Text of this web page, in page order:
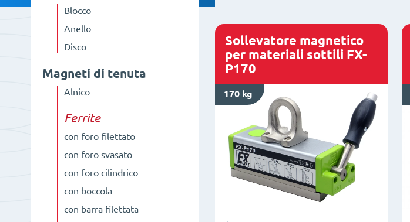
Blocco
Anello
Disco
Magneti di tenuta
Alnico
Ferrite
con foro filettato
con foro svasato
con foro cilindrico
con boccola
con barra filettata
Sollevatore magnetico
per materiali sottili FX-
P170
170 kg